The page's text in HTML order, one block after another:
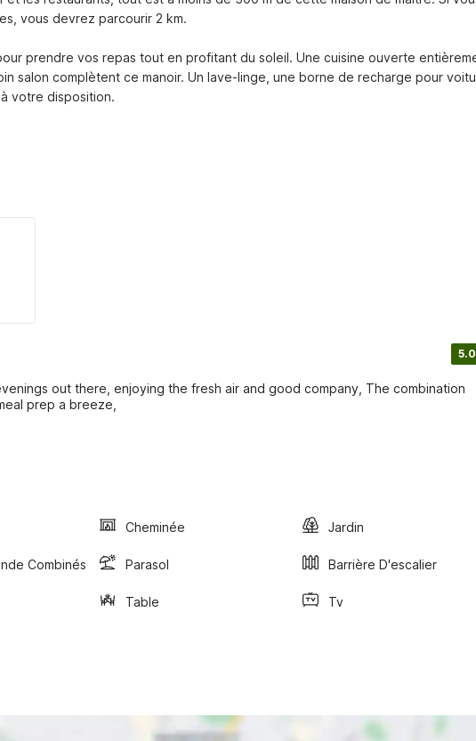
vous devrez parcourir 2 km.
prendre vos repas tout en profitant du soleil. Une cuisine ouverte
salon complètent ce manoir. Un lave-linge, une borne de recharge pour
votre disposition.
5.0
out there, enjoying the fresh air and good company, The combination
prep a breeze,
Cheminée Jardin
Combinés Parasol Barrière D'escalier
Table Tv